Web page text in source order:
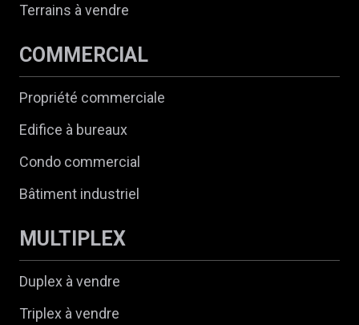
Terrains à vendre
COMMERCIAL
Propriété commerciale
Edifice à bureaux
Condo commercial
Bâtiment industriel
MULTIPLEX
Duplex à vendre
Triplex à vendre